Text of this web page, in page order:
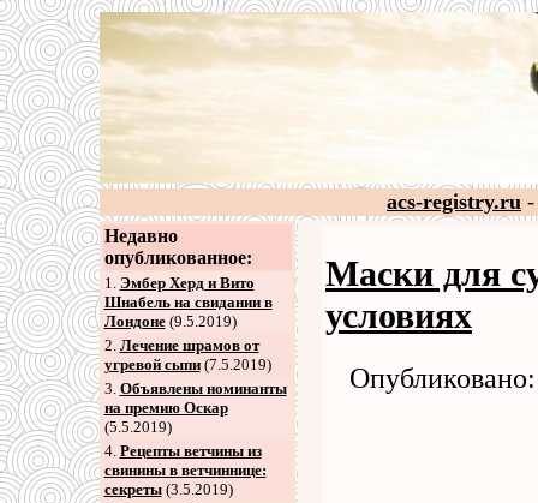
acs-registry.ru -
Недавно
опубликованное:
1. Эмбер Херд и Вито
Шнабель на свидании в
Лондоне(9.5.2019)
2. Лечение шрамов от
угревой сыпи(7.5.2019)
3. Объявлены номинанты
на премию Оскар
(5.5.2019)
4. Рецепты ветчины из
свинины в ветчиннице:
секреты(3.5.2019)
Маски для
условиях